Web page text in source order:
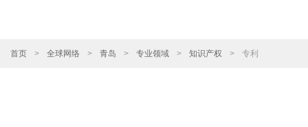
首页 > 全球网络 > 青岛 > 专业领域 > 知识产权 > 专利